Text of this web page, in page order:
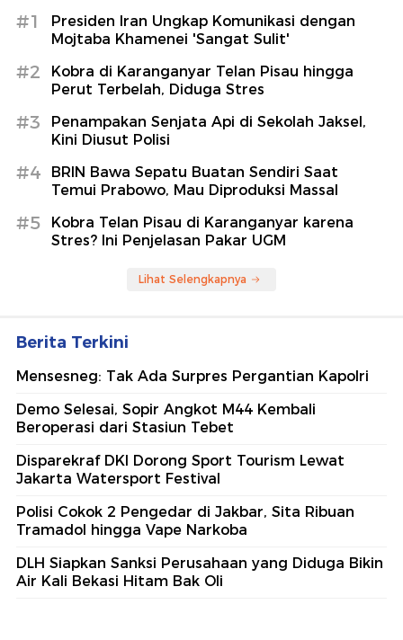
#1
Presiden Iran Ungkap Komunikasi dengan
Mojtaba Khamenei 'Sangat Sulit'
#2
Kobra di Karanganyar Telan Pisau hingga
Perut Terbelah, Diduga Stres
#3
Penampakan Senjata Api di Sekolah Jaksel,
Kini Diusut Polisi
#4
BRIN Bawa Sepatu Buatan Sendiri Saat
Temui Prabowo, Mau Diproduksi Massal
#5
Kobra Telan Pisau di Karanganyar karena
Stres? Ini Penjelasan Pakar UGM
Lihat Selengkapnya
Berita Terkini
Mensesneg: Tak Ada Surpres Pergantian Kapolri
Demo Selesai, Sopir Angkot M44 Kembali
Beroperasi dari Stasiun Tebet
Disparekraf DKI Dorong Sport Tourism Lewat
Jakarta Watersport Festival
Polisi Cokok 2 Pengedar di Jakbar, Sita Ribuan
Tramadol hingga Vape Narkoba
DLH Siapkan Sanksi Perusahaan yang Diduga Bikin
Air Kali Bekasi Hitam Bak Oli